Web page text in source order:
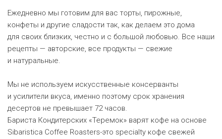
Ежедневно мы готовим для вас торты, пирожные,
конфеты и другие сладости так, как делаем это дома
для своих близких, честно и с большой любовью. Все наши
рецепты — авторские, все продукты — свежие
и натуральные.
Мы не используем искусственные консерванты
и усилители вкуса, именно поэтому срок хранения
десертов не превышает 72 часов.
Бариста Кондитерских «Теремок» варят кофе на основе
Sibaristica Coffee Roasters-это specialty кофе свежей